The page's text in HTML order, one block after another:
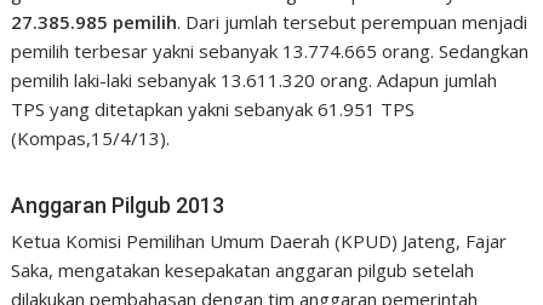
27.385.985 pemilih. Dari jumlah tersebut perempuan menjadi
pemilih terbesar yakni sebanyak 13.774.665 orang. Sedangkan
pemilih laki-laki sebanyak 13.611.320 orang. Adapun jumlah
TPS yang ditetapkan yakni sebanyak 61.951 TPS
(Kompas,15/4/13).
Anggaran Pilgub 2013
Ketua Komisi Pemilihan Umum Daerah (KPUD) Jateng, Fajar
Saka, mengatakan kesepakatan anggaran pilgub setelah
dilakukan pembahasan dengan tim anggaran pemerintah